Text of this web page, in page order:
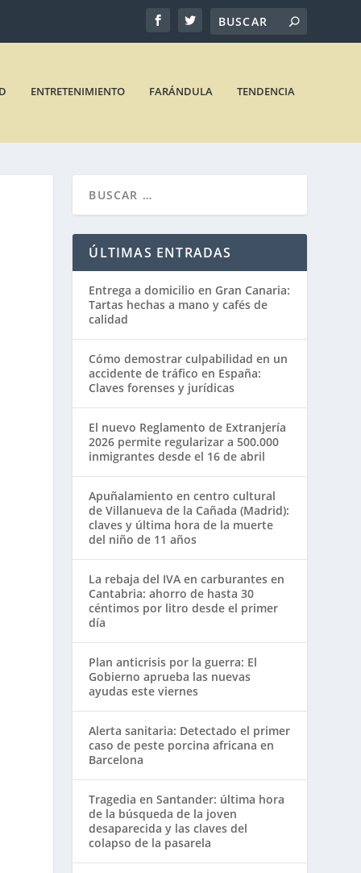
ENTRETENIMIENTO FARÁNDULA TENDENCIA
ÚLTIMAS ENTRADAS
Entrega a domicilio en Gran Canaria:
Tartas hechas a mano y cafés de
calidad
Cómo demostrar culpabilidad en un
accidente de tráfico en España:
Claves forenses y jurídicas
El nuevo Reglamento de Extranjería
2026 permite regularizar a 500.000
inmigrantes desde el 16 de abril
Apuñalamiento en centro cultural
de Villanueva de la Cañada (Madrid):
claves y última hora de la muerte
del niño de 11 años
La rebaja del IVA en carburantes en
Cantabria: ahorro de hasta 30
céntimos por litro desde el primer
día
Plan anticrisis por la guerra: El
Gobierno aprueba las nuevas
ayudas este viernes
Alerta sanitaria: Detectado el primer
caso de peste porcina africana en
Barcelona
Tragedia en Santander: última hora
de la búsqueda de la joven
desaparecida y las claves del
colapso de la pasarela